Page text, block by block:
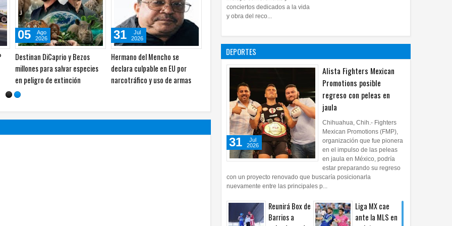
Liga MX cae ante la MLS en un
intenso Juego de Estrellas
29
Jul
2026
México vence 2-0 a Costa Rica
y avanza a cuartos del
Premundial Sub-20
27
Jul
2026
conciertos dedicados a la vida
y obra del reco...
taller de mini
DEPORTES
Alista Fighters Mexican
Promotions posible
regreso con peleas en
jaula
31
Jul
2026
Chihuahua, Chih.- Fighters
Mexican Promotions (FMP),
organización que fue pionera
en el impulso de las peleas
en jaula en México, podría
estar preparando su regreso
con un proyecto renovado que buscaría posicionarla
nuevamente entre las principales p...
Reunirá Box de
Barrios a
Liga MX cae
ante la MLS en